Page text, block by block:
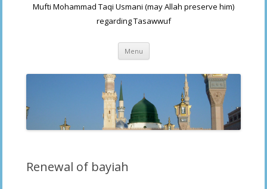
Mufti Mohammad Taqi Usmani (may Allah preserve him)
regarding Tasawwuf
Menu Skip
content
Renewal of bayiah